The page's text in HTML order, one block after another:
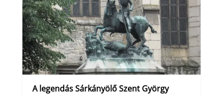
A legendás Sárkányölő Szent György